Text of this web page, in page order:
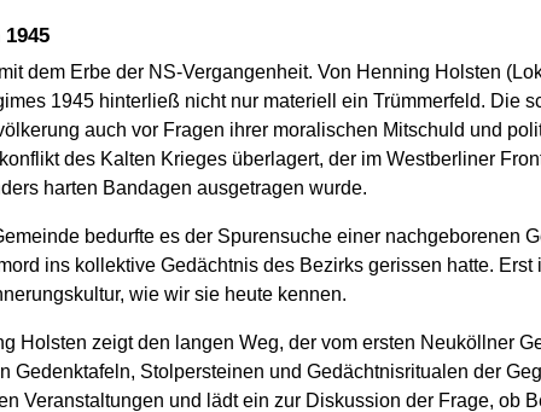
dem Erbe der NS-Vergangenheit. Von Henning Holsten
1945 hinterließ nicht nur materiell ein Trümmerfeld. Die
auch vor Fragen ihrer moralischen Mitschuld und
des Kalten Krieges überlagert, der im Westberliner
harten Bandagen ausgetragen wurde.
bedurfte es der Spurensuche einer nachgeborenen
ins kollektive Gedächtnis des Bezirks gerissen hatte.
wie wir sie heute kennen.
Holsten zeigt den langen Weg, der vom ersten Neuköllner
Gedenktafeln, Stolpersteinen und Gedächtnisritualen der
Veranstaltungen und lädt ein zur Diskussion der Frage, ob